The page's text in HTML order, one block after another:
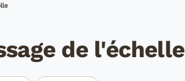
de l'échelle